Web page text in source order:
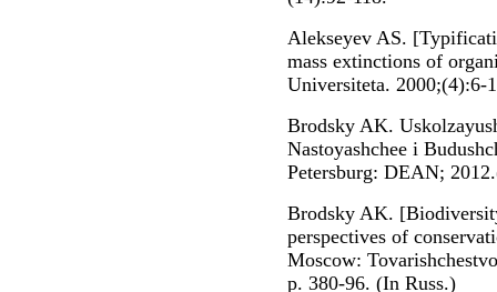
Alekseyev AS.
mass extinctions of
Universiteta. 2000;(4):6-
Brodsky AK.
Nastoyashchee i
Petersburg: DEAN;
Brodsky AK.
perspectives of
Moscow:
p. 380-96. (In Russ.)